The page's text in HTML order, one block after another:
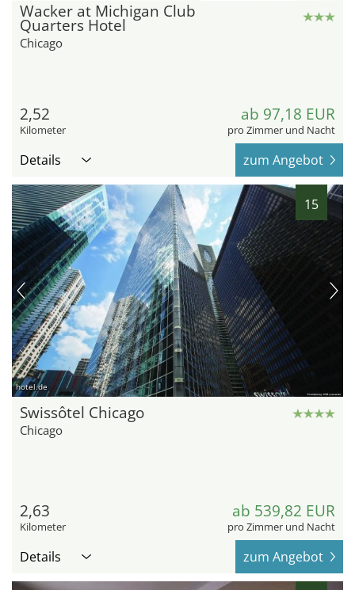
Wacker at Michigan Club
Quarters Hotel
Chicago
2,52
Kilometer
ab 97,18 EUR
pro Zimmer und Nacht
Details zum Angebot
15
hotel.de
Swissôtel Chicago
Chicago
2,63
Kilometer
ab 539,82 EUR
pro Zimmer und Nacht
Details zum Angebot